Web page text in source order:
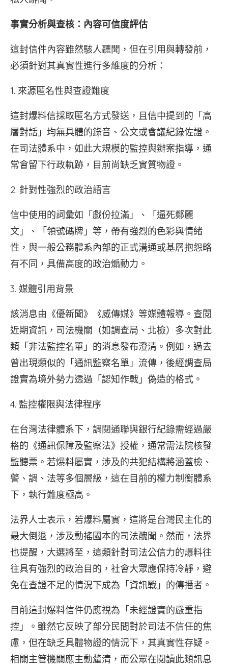
事實分析與查核：內容可信度評估
這封信件內容雖然駭人聽聞，但在引用與轉發前，
必須針對其真實性進行多維度的分析：
1. 來源匿名性與查證難度
這封爆料信採取匿名方式發送，且信中提到的「高
層對話」均無具體的錄音、公文或會議紀錄佐證。
在司法體系中，如此大規模的監控與辦案指導，通
常會留下行政軌跡，目前尚缺乏實質物證。
2. 針對性強烈的政治語言
信中使用的詞彙如「戲份拉滿」、「逼死鄭麗
文」、「領號碼牌」等，帶有強烈的色彩與情緒
性，與一般公務體系內部的正式溝通或基層抱怨略
有不同，具備高度的政治煽動力。
3. 媒體引用背景
該消息由《優新聞》《威傳媒》等媒體報導。查閱
近期資訊，司法機關（如調查局、北檢）多次對此
類「非法監控名單」的消息發布澄清。例如，過去
曾出現類似的「通訊監察名單」流傳，後經調查局
證實為境外勢力透過「認知作戰」偽造的格式。
4. 監控權限與法律程序
在台灣法律體系下，調閱通聯與銀行紀錄需經過嚴
格的《通訊保障及監察法》授權，通常需法院核發
監聽票。若爆料屬實，涉及的共犯結構將涵蓋檢、
警、調、法等多個層級，這在目前的權力制衡體系
下，執行難度極高。
法界人士表示，若爆料屬實，這將是台灣民主化的
最大倒退，涉及動搖國本的司法醜聞。然而，法界
也提醒，大選將至，這類針對司法公信力的爆料往
往具有強烈的政治目的，社會大眾應保持冷靜，避
免在查證不足的情況下成為「資訊戰」的傳播者。
目前這封爆料信件仍應視為「未經證實的嚴重指
控」。雖然它反映了部分民間對於司法不信任的焦
慮，但在缺乏具體物證的情況下，其真實性存疑。
相關主管機關應主動釐清，而公眾在閱讀此類訊息